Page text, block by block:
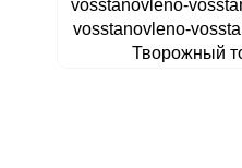
Творожный